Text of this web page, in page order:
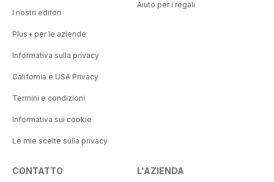
I nostri editori
Plus+ per le aziende
Informativa sulla privacy
California e USA Privacy
Termini e condizioni
Informativa sui cookie
Le mie scelte sulla privacy
Aiuto per i regali
CONTATTO L'AZIENDA